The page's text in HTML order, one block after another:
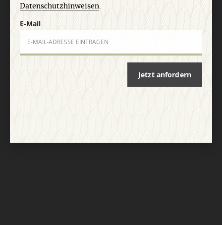
Nach oben
Datenschutzhinweisen.
E-Mail
Jetzt anfordern